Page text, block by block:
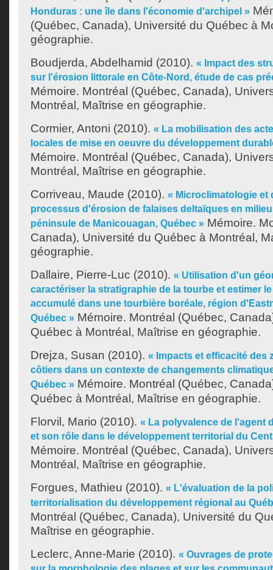
Honduras : une île dans l'économie d'archipel »
(Québec, Canada), Université du Québec à
géographie.
Boudjerda, Abdelhamid (2010). « Impact des
sur l'érosion littorale en Côte-Nord, étude de cas
Mémoire. Montréal (Québec, Canada),
Montréal, Maîtrise en géographie.
Cormier, Antoni (2010). « La mobilisation des
locales de mise en oeuvre du développement
Mémoire. Montréal (Québec, Canada),
Montréal, Maîtrise en géographie.
Corriveau, Maude (2010). « Microclimatologie et
processus d'érosion de falaises deltaïques en
péninsule de Manicouagan, Québec » Mémoire.
Canada), Université du Québec à Montréal,
géographie.
Dallaire, Pierre-Luc (2010). « Utilisation d'un
caractériser la stratigraphie de la tourbe et estimer
accumulé dans une tourbière boréale, région
Québec » Mémoire. Montréal (Québec,
Québec à Montréal, Maîtrise en géographie.
Drejza, Susan (2010). « Impacts et efficacité des
côtiers dans un contexte de changements
Québec » Mémoire. Montréal (Québec,
Québec à Montréal, Maîtrise en géographie.
Florvil, Mario (2010). « La polyvalence de l'agent
et son rôle dans le développement territorial du
Mémoire. Montréal (Québec, Canada),
Montréal, Maîtrise en géographie.
Forgues, Mathieu (2010). « L'évaluation de la
territorialisation du développement régional au
Montréal (Québec, Canada), Université du
Maîtrise en géographie.
Leclerc, Anne-Marie (2010). « Ouvrages de